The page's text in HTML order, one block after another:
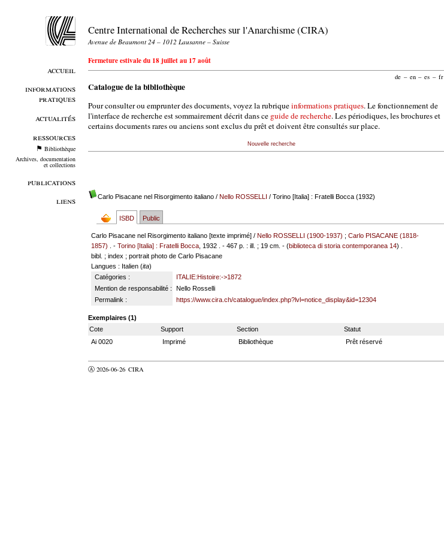
accueil
informations
pratiques
actualités
ressources
Bibliothèque
Archives, documentation
et collections
publications
liens
Centre International de Recherches sur l'Anarchisme (CIRA)
Avenue de Beaumont 24 – 1012 Lausanne – Suisse
Fermeture estivale du 18 juillet au 17 août
de – en – es – fr
Catalogue de la bibliothèque
Pour consulter ou emprunter des documents, voyez la rubriqueinformations pratiques. Le fonctionnement de
l'interface de recherche est sommairement décrit dans ce guide de recherche. Les périodiques, les brochures et
certains documents rares ou anciens sont exclus du prêt et doivent être consultés sur place.
Nouvelle recherche
Carlo Pisacane nel Risorgimento italiano/ Nello ROSSELLI / Torino [Italia] : Fratelli Bocca (1932)
ISBD Public
Carlo Pisacane nel Risorgimento italiano [texte imprimé] /Nello ROSSELLI (1900-1937) ;Carlo PISACANE (1818-
1857)
. -Torino [Italia] : Fratelli Bocca , 1932 . - 467 p. : ill. ; 19 cm. - (biblioteca di storia contemporanea 14) .
bibl. ; index ; portrait photo de Carlo Pisacane
Langues : Italien (ita)
Catégories :
ITALIE:Histoire:->1872
Mention de responsabilité :
Nello Rosselli
Permalink :
https://www.cira.ch/catalogue/index.php?lvl=notice_display&id=12304
Exemplaires (1)
Cote
Support Section
Statut
Ai 0020
Imprimé Bibliothèque Prêt réservé
Ⓐ 2026-06-26 CIRA